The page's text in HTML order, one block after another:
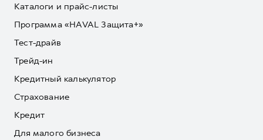
Каталоги и прайс-листы
Программа «HAVAL Защита+»
Тест-драйв
Трейд-ин
Кредитный калькулятор
Страхование
Кредит
Для малого бизнеса